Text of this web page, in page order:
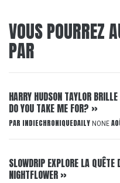
VOUS POURREZ
PAR
HARRY HUDSON TAYLOR
DO YOU TAKE ME FOR? »
PAR INDIECHRONIQUEDAILY NONE
SLOWDRIP EXPLORE LA
NIGHTFLOWER »